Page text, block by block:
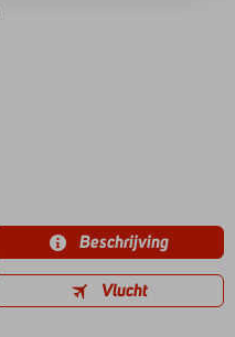
Beschrijving
Vlucht